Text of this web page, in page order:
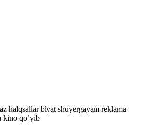
halqsallar blyat shuyergayam reklama
kino qo’yib